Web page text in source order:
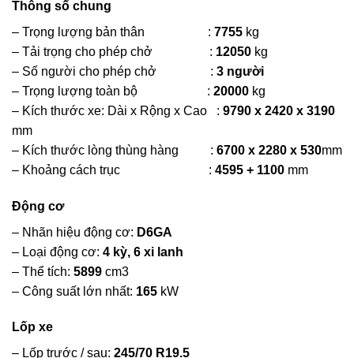
Thông số chung
– Trọng lượng bản thân : 7755 kg
– Tải trọng cho phép chở : 12050 kg
– Số người cho phép chở : 3 người
– Trọng lượng toàn bộ : 20000 kg
– Kích thước xe: Dài x Rộng x Cao : 9790 x 2420 x 3190
mm
– Kích thước lòng thùng hàng : 6700 x 2280 x 530mm
– Khoảng cách trục : 4595 + 1100 mm
Động cơ
– Nhãn hiệu động cơ: D6GA
– Loại động cơ: 4 kỳ, 6 xi lanh
– Thể tích: 5899 cm3
– Công suất lớn nhất: 165 kW
Lốp xe
– Lốp trước / sau: 245/70 R19.5